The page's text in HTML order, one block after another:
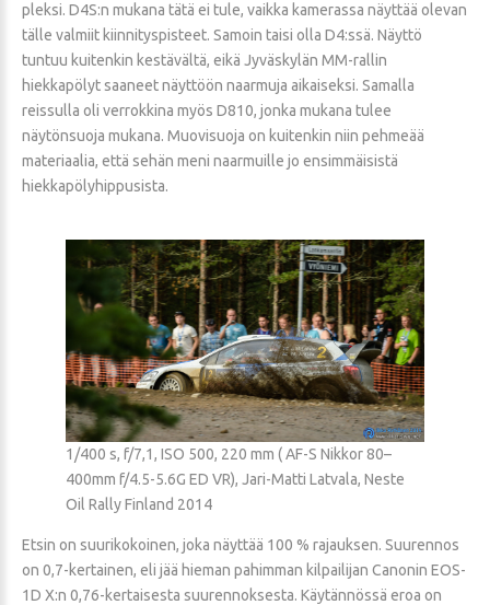
pleksi. D4S:n mukana tätä ei tule, vaikka kamerassa näyttää olevan
tälle valmiit kiinnityspisteet. Samoin taisi olla D4:ssä. Näyttö
tuntuu kuitenkin kestävältä, eikä Jyväskylän MM-rallin
hiekkapölyt saaneet näyttöön naarmuja aikaiseksi. Samalla
reissulla oli verrokkina myös D810, jonka mukana tulee
näytönsuoja mukana. Muovisuoja on kuitenkin niin pehmeää
materiaalia, että sehän meni naarmuille jo ensimmäisistä
hiekkapölyhippusista.
1/400 s, f/7,1, ISO 500, 220 mm ( AF-S Nikkor 80–
400mm f/4.5-5.6G ED VR), Jari-Matti Latvala, Neste
Oil Rally Finland 2014
Etsin on suurikokoinen, joka näyttää 100 % rajauksen. Suurennos
on 0,7-kertainen, eli jää hieman pahimman kilpailijan Canonin EOS-
1D X:n 0,76-kertaisesta suurennoksesta. Käytännössä eroa on